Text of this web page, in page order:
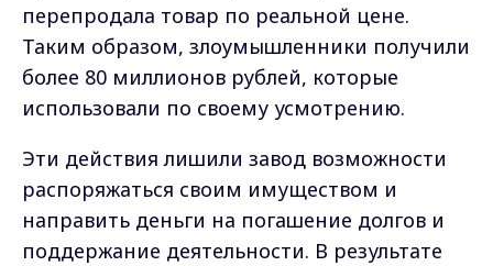
перепродала товар по реальной цене.
Таким образом, злоумышленники получили
более 80 миллионов рублей, которые
использовали по своему усмотрению.
Эти действия лишили завод возможности
распоряжаться своим имуществом и
направить деньги на погашение долгов и
поддержание деятельности. В результате